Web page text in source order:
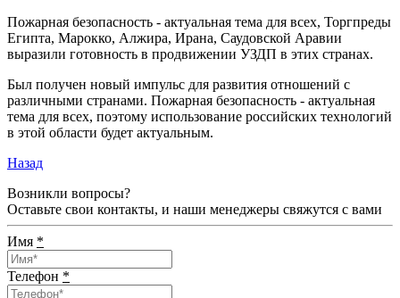
Пожарная безопасность - актуальная тема для всех, Торгпреды
Египта, Марокко, Алжира, Ирана, Саудовской Аравии
выразили готовность в продвижении УЗДП в этих странах.
Был получен новый импульс для развития отношений с
различными странами. Пожарная безопасность - актуальная
тема для всех, поэтому использование российских технологий
в этой области будет актуальным.
Назад
Возникли вопросы?
Оставьте свои контакты, и наши менеджеры свяжутся с вами
Имя *
Телефон *